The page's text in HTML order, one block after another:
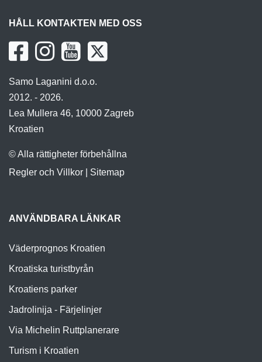
HÅLL KONTAKTEN MED OSS
Samo Laganini d.o.o.
2012. - 2026.
Lea Mullera 46, 10000 Zagreb
Kroatien
© Alla rättigheter förbehållna
Regler och Villkor
Sitemap
ANVÄNDBARA LÄNKAR
Väderprognos Kroatien
Kroatiska turistbyrån
Kroatiens parker
Jadrolinija - Färjelinjer
Via Michelin Ruttplanerare
Turism i Kroatien